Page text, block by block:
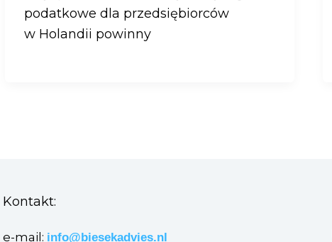
podatkowe dla przedsiębiorców
w Holandii powinny
Kontakt:
e-mail: info@biesekadvies.nl